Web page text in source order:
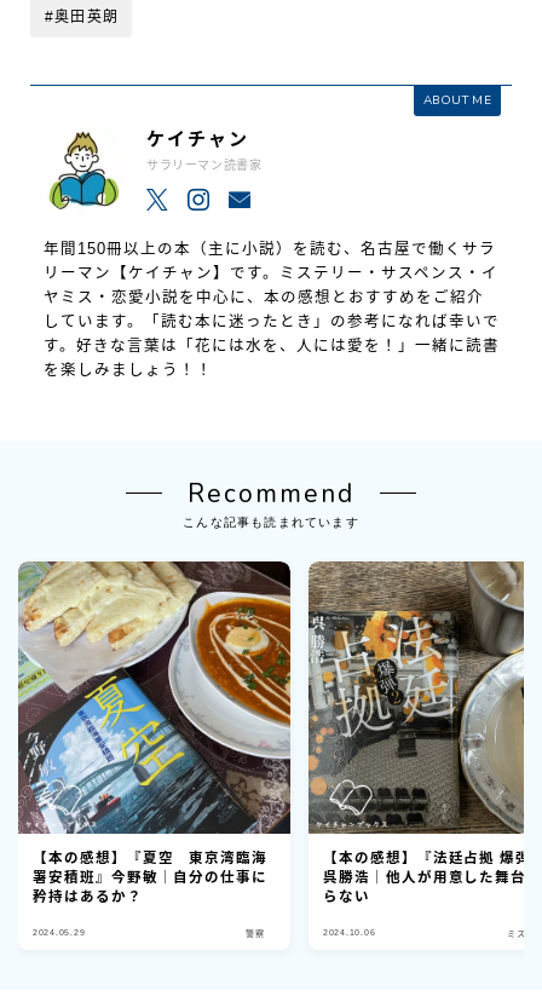
#奥田英朗
ABOUT ME
ケイチャン
サラリーマン読書家
年間150冊以上の本（主に小説）を読む、名古屋で働くサラ
リーマン【ケイチャン】です。ミステリー・サスペンス・イ
ヤミス・恋愛小説を中心に、本の感想とおすすめをご紹介
しています。「読む本に迷ったとき」の参考になれば幸いで
す。好きな言葉は「花には水を、人には愛を！」一緒に読書
を楽しみましょう！！
Recommend
こんな記事も読まれています
【本の感想】『夏空 東京湾臨海
署安積班』今野敏｜自分の仕事に
矜持はあるか？
2024.05.29 警察
【本の感想】『法廷占拠 爆弾
呉勝浩｜他人が用意した舞台
らない
2024.10.06 ミステ